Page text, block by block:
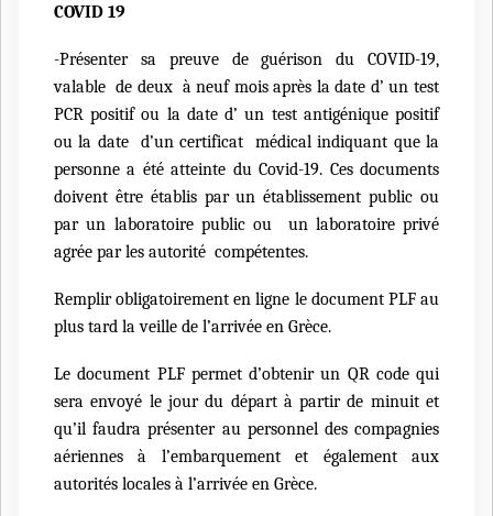
COVID 19
-Présenter sa preuve de guérison du COVID-19,
valable de deux à neuf mois après la date d’ un test
PCR positif ou la date d’ un test antigénique positif
ou la date d’un certificat médical indiquant que la
personne a été atteinte du Covid-19. Ces documents
doivent être établis par un établissement public ou
par un laboratoire public ou un laboratoire privé
agrée par les autorité compétentes.
Remplir obligatoirement en ligne le document PLF au
plus tard la veille de l’arrivée en Grèce.
Le document PLF permet d’obtenir un QR code qui
sera envoyé le jour du départ à partir de minuit et
qu’il faudra présenter au personnel des compagnies
aériennes à l’embarquement et également aux
autorités locales à l’arrivée en Grèce.